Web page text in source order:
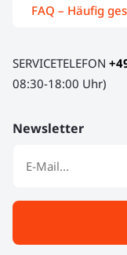
FAQ – Häufig
SERVICETELEFON
08:30-18:00 Uhr)
Newsletter